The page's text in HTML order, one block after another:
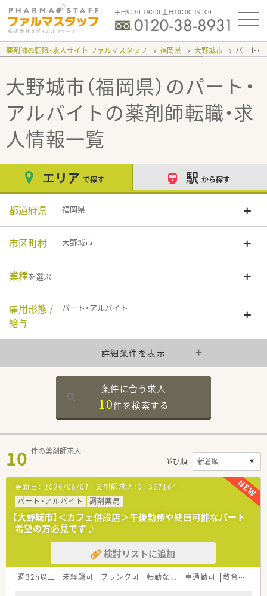
平日9：30-19：00 土日10：00-19：00
薬剤師の転職・求人サイト ファルマスタッフ 福岡県 大野城市 パート・
大野城市（福岡県）のパート・
アルバイトの薬剤師転職・求
人情報一覧
エリア で探す 駅 から探す
都道府県 福岡県
市区町村 大野城市
業種を選ぶ
雇用形態 /
給与
パート・アルバイト
詳細条件を表示
条件に合う求人
10件を検索する
10 件の薬剤師求人
並び順
更新日： 2026/08/07 薬剤師求人ID： 367164
パート・アルバイト
調剤薬局
【大野城市】＜カフェ併設店＞午後勤務や終日可能なパート
希望の方必見です♪
検討リストに追加
週32h以上 未経験可 ブランク可 転勤なし 車通勤可 教育制度あり